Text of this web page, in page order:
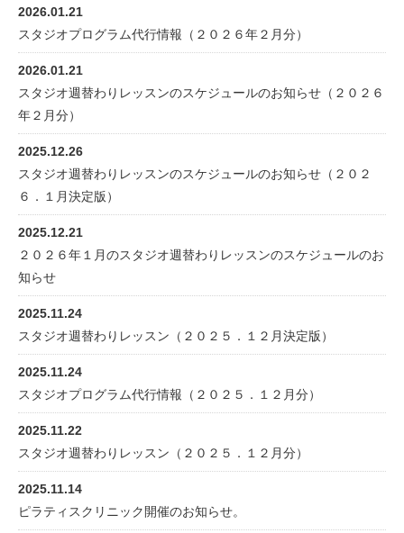
2026.01.21
スタジオプログラム代行情報（２０２６年２月分）
2026.01.21
スタジオ週替わりレッスンのスケジュールのお知らせ（２０２６
年２月分）
2025.12.26
スタジオ週替わりレッスンのスケジュールのお知らせ（２０２
６．１月決定版）
2025.12.21
２０２６年１月のスタジオ週替わりレッスンのスケジュールのお
知らせ
2025.11.24
スタジオ週替わりレッスン（２０２５．１２月決定版）
2025.11.24
スタジオプログラム代行情報（２０２５．１２月分）
2025.11.22
スタジオ週替わりレッスン（２０２５．１２月分）
2025.11.14
ピラティスクリニック開催のお知らせ。